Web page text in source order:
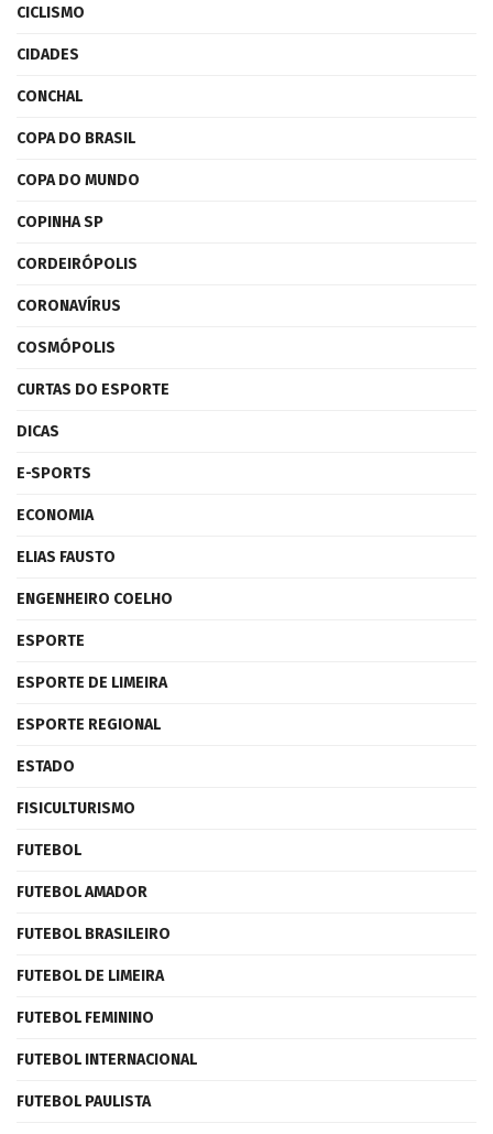
CICLISMO
CIDADES
CONCHAL
COPA DO BRASIL
COPA DO MUNDO
COPINHA SP
CORDEIRÓPOLIS
CORONAVÍRUS
COSMÓPOLIS
CURTAS DO ESPORTE
DICAS
E-SPORTS
ECONOMIA
ELIAS FAUSTO
ENGENHEIRO COELHO
ESPORTE
ESPORTE DE LIMEIRA
ESPORTE REGIONAL
ESTADO
FISICULTURISMO
FUTEBOL
FUTEBOL AMADOR
FUTEBOL BRASILEIRO
FUTEBOL DE LIMEIRA
FUTEBOL FEMININO
FUTEBOL INTERNACIONAL
FUTEBOL PAULISTA